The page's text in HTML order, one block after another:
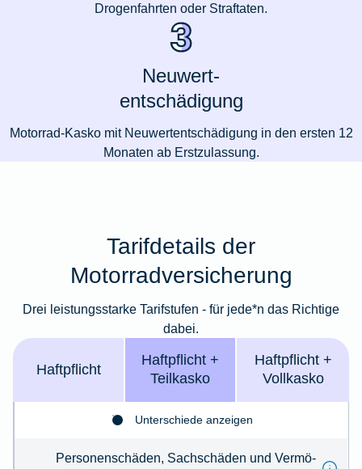
Drogenfahrten oder Straftaten.
Neuwert-
entschädigung
Motorrad-Kasko mit Neuwertentschädigung in den ersten 12
Monaten ab Erstzulassung.
Tarifdetails der
Motorradversicherung
Drei leistungsstarke Tarifstufen - für jede*n das Richtige
dabei.
Haft­pflicht
Haft­pflicht +
Teil­kasko
Haft­­pflicht +
Voll­kasko
Unterschiede anzeigen
Per­so­nenschäden, Sachschäden und Ver­mö­